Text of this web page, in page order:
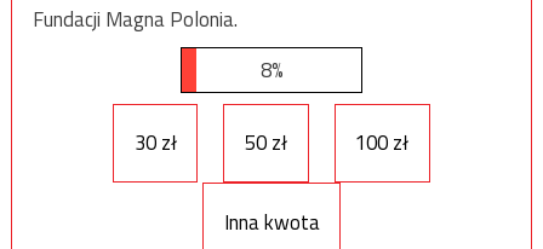
Fundacji Magna Polonia.
8%
30 zł 50 zł 100 zł
Inna kwota